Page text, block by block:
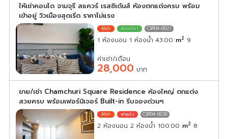
ให้เช่าคอนโด จามจุรี สแควร์ เรสซิเด้นส์ ห้องตกแต่งครบ พร้อม
เข้าอยู่ วิวเมืองสุดเริ่ด ราคาไม่แรง
CSR04-0021
1 ห้องนอน 1 ห้องน้ำ 43.00 m2 9
ค่าเช่า/เดือน
28,000 บาท
ขาย/เช่า Chamchuri Square Residence ห้องใหญ่ ตกแต่ง
สวยครบ พร้อมเฟอร์นิเจอร์ Built-in รีบจองด่วนๆ
CSR04-0030
2 ห้องนอน 2 ห้องน้ำ 100.00 m2 8